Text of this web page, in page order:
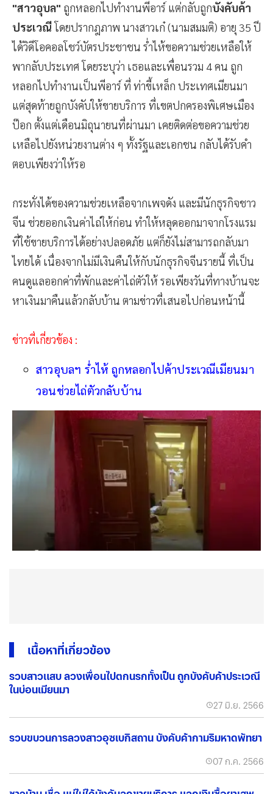
"สาวอุบล" ถูกหลอกไปทำงานพีอาร์ แต่กลับถูกบังคับค้า
ประเวณีโดยปรากฎภาพ นางสาวเก๋ (นามสมมติ) อายุ 35 ปี
ได้วิดีโอคอลโชว์บัตรประชาชน ร่ำไห้ขอความช่วยเหลือให้
พากลับประเทศ โดยระบุว่า เธอและเพื่อนรวม 4 คน ถูก
หลอกไปทำงานเป็นพีอาร์ ที่ ท่าขี้เหล็ก ประเทศเมียนมา
แต่สุดท้ายถูกบังคับให้ขายบริการ ที่เขตปกครองพิเศษเมือง
ป๊อก ตั้งแต่เดือนมิถุนายนที่ผ่านมา เคยติดต่อขอความช่วย
เหลือไปยังหน่วยงานต่าง ๆ ทั้งรัฐและเอกชน กลับได้รับคำ
ตอบเพียงว่าให้รอ
กระทั่งได้ของความช่วยเหลือจากเพจดัง และมีนักธุรกิจชาว
จีน ช่วยออกเงินค่าไถ่ให้ก่อน ทำให้หลุดออกมาจากโรงแรม
ที่ใช้ขายบริการได้อย่างปลอดภัย แต่ก็ยังไม่สามารถกลับมา
ไทยได้ เนื่องจากไม่มีเงินคืนให้กับนักธุรกิจจีนรายนี้ ที่เป็น
คนดูแลออกค่าที่พักและค่าไถ่ตัวให้ รอเพียงวันที่ทางบ้านจะ
หาเงินมาคืนแล้วกลับบ้าน ตามข่าวที่เสนอไปก่อนหน้านี้
ข่าวที่เกี่ยวข้อง :
สาวอุบลฯ ร่ำไห้ ถูกหลอกไปค้าประเวณีเมียนมา
วอนช่วยไถ่ตัวกลับบ้าน
เนื้อหาที่เกี่ยวข้อง
รวบสาวแสบ ลวงเพื่อนไปตกนรกทั้งเป็น ถูกบังคับค้าประเวณี
ในบ่อนเมียนมา
27 มิ.ย. 2566
รวบขบวนการลวงสาวอุซเบกิสถาน บังคับค้ากามริมหาดพัทยา
07 ก.ค. 2566